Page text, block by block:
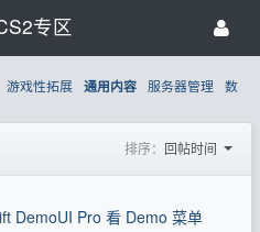
专区
游戏性拓展 通用内容 服务器管理
数
排序： 回帖时间
DemoUI Pro 看 Demo 菜单